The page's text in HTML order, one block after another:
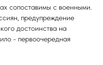
сопоставимы с военными.
предупреждение
достоинства на
- первоочередная